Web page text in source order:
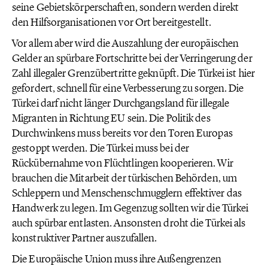
seine Gebietskörperschaften, sondern werden direkt
den Hilfsorganisationen vor Ort bereitgestellt.
Vor allem aber wird die Auszahlung der europäischen
Gelder an spürbare Fortschritte bei der Verringerung der
Zahl illegaler Grenzübertritte geknüpft. Die Türkei ist hier
gefordert, schnell für eine Verbesserung zu sorgen. Die
Türkei darf nicht länger Durchgangsland für illegale
Migranten in Richtung EU sein. Die Politik des
Durchwinkens muss bereits vor den Toren Europas
gestoppt werden. Die Türkei muss bei der
Rückübernahme von Flüchtlingen kooperieren. Wir
brauchen die Mitarbeit der türkischen Behörden, um
Schleppern und Menschenschmugglern effektiver das
Handwerk zu legen. Im Gegenzug sollten wir die Türkei
auch spürbar entlasten. Ansonsten droht die Türkei als
konstruktiver Partner auszufallen.
Die Europäische Union muss ihre Außengrenzen